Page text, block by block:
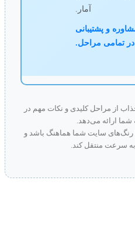
و پشتیبانی
مراحل.
مراحل کلیدی و نکات مهم در
می‌دهد.
سایت شما هماهنگ باشد و
منتقل کند.